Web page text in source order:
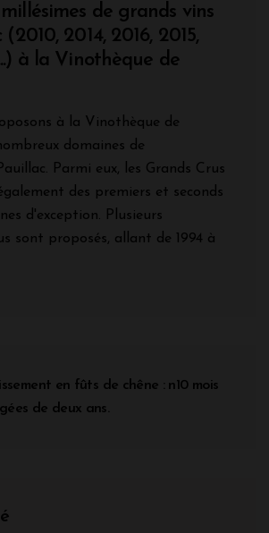
de grands vins
2014, 2016, 2015,
à la Vinothèque de
à la Vinothèque de
domaines de
Parmi eux, les Grands Crus
des premiers et seconds
d'exception. Plusieurs
sont proposés, allant de 1994 à
en fûts de chêne : n10 mois
de deux ans.